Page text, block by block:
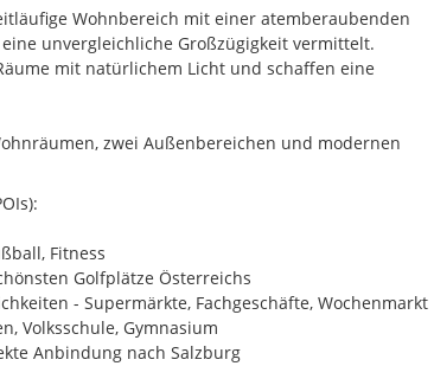
Wohnbereich mit einer atemberaubenden
unvergleichliche Großzügigkeit vermittelt.
mit natürlichem Licht und schaffen eine
zwei Außenbereichen und modernen
zu einer seltenen Gelegenheit auf dem Salzburger
m2
Fitness
Golfplätze Österreichs
- Supermärkte, Fachgeschäfte, Wochenmarkt
Volksschule, Gymnasium
Anbindung nach Salzburg